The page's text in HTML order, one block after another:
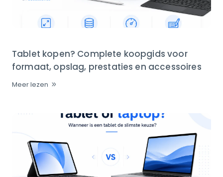
Tablet kopen? Complete koopgids voor
formaat, opslag, prestaties en accessoires
Meer lezen